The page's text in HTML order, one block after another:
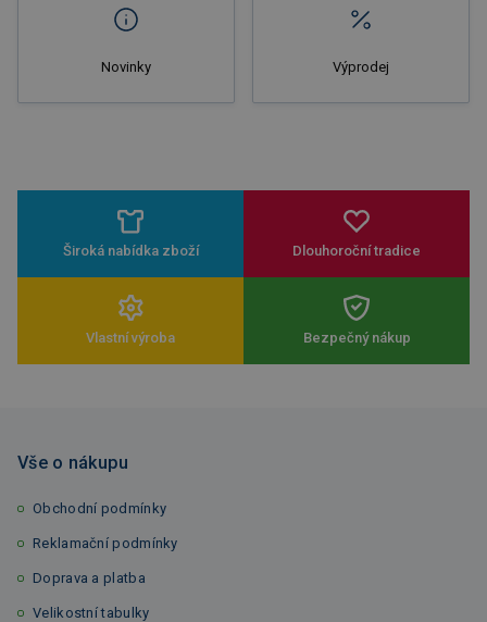
Novinky Výprodej
Široká nabídka zboží Dlouhoroční tradice
Vlastní výroba Bezpečný nákup
Vše o nákupu
Obchodní podmínky
Reklamační podmínky
Doprava a platba
Velikostní tabulky